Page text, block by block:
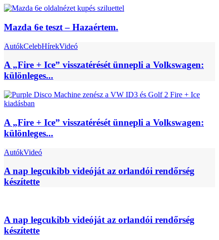
Mazda 6e teszt – Hazaértem.
AutókCelebHírekVideó
A „Fire + Ice” visszatérését ünnepli a Volkswagen:
különleges...
A „Fire + Ice” visszatérését ünnepli a Volkswagen:
különleges...
AutókVideó
A nap legcukibb videóját az orlandói rendőrség
készítette
A nap legcukibb videóját az orlandói rendőrség
készítette